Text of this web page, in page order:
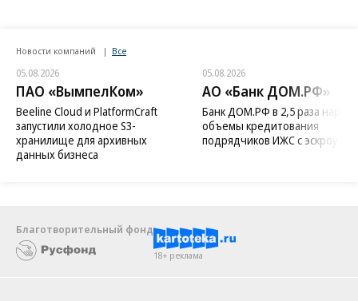
Новости компаний Все
05.08.2026
ПАО «ВымпелКом»
Beeline Cloud и PlatformCraft
запустили холодное S3-
хранилище для архивных
данных бизнеса
05.08.2026
АО «Банк ДОМ.РФ»
Банк ДОМ.РФ в 2,5 раза
объемы кредитования
подрядчиков ИЖС с эскроу
Благотворительный фонд
18+ реклама